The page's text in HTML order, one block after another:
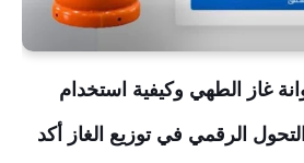
غاز الطهي وكيفية استخدام
التحول الرقمي في توزيع الغاز أكد